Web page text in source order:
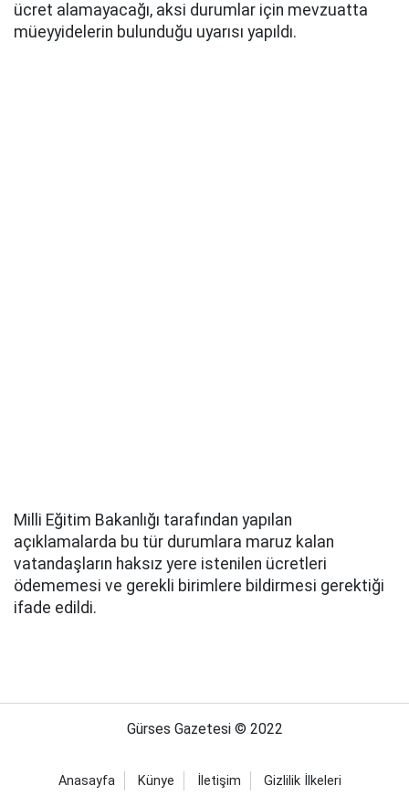
ücret alamayacağı, aksi durumlar için mevzuatta
müeyyidelerin bulunduğu uyarısı yapıldı.
Milli Eğitim Bakanlığı tarafından yapılan
açıklamalarda bu tür durumlara maruz kalan
vatandaşların haksız yere istenilen ücretleri
ödememesi ve gerekli birimlere bildirmesi gerektiği
ifade edildi.
Gürses Gazetesi © 2022
Anasayfa Künye İletişim Gizlilik İlkeleri